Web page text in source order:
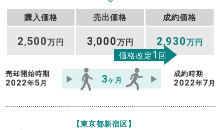
購入価格 売出価格 成約価格
2,500万円 3 ,000万円 2,930万円
価格改定1 回
売却開始時期
2022年5 月 3ヶ月
成約時期
2022年7 月
【東京都新宿区】